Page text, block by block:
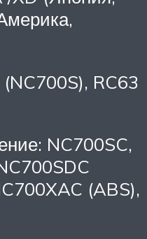
RC63
NC700SC,
(ABS),